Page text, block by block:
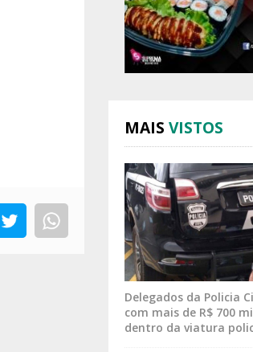
MAIS VISTOS
Delegados da Policia
com mais de R$ 700
dentro da viatura